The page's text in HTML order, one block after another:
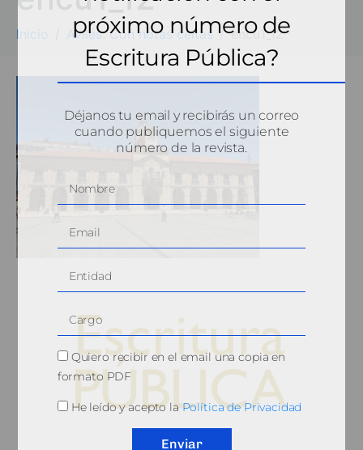
Inicio Avilés. Con notas celtas encu1_12
© 2010, Consejo General del Notariado
próximo número de
Escritura Pública?
Déjanos tu email y recibirás un correo
cuando publiquemos el siguiente
número de la revista.
Quiero recibir en el email una copia en
formato PDF
He leído y acepto laPolítica de Privacidad
Enviar